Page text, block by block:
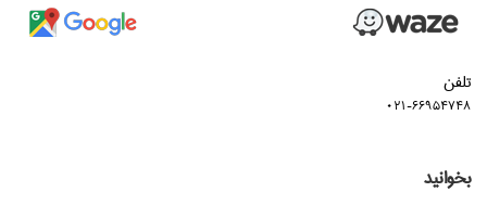
تلفن
021-66954748
بخوانید